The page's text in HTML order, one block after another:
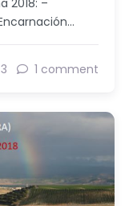
2018: –
1 comment